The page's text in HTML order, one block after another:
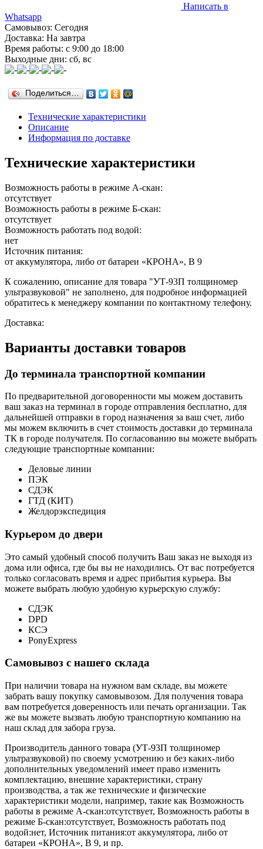
Написать в
Whatsapp
Самовывоз: Сегодня
Доставка: На завтра
Время работы: с 9:00 до 18:00
Выходные дни: сб, вс
Поделиться…
Технические характеристики
Описание
Информация по доставке
Технические характеристики
Возможность работы в режиме А-скан:
отсутствует
Возможность работы в режиме Б-скан:
отсутствует
Возможность работать под водой:
нет
Источник питания:
от аккумулятора, либо от батареи «КРОНА», В 9
К сожалению, описание для товара "УТ-93П толщиномер
ультразвуковой" не заполнено, для подробное информацией
обратитесь к менеджеру компании по контактному телефону.
Доставка:
Варианты доставки товаров
До терминала транспортной компании
По предварительной договоренности мы можем доставить
ваш заказ на терминал в городе отправления бесплатно, для
дальнейшей отправки в город назначения за ваш счет, либо
мы можем включить в счет стоимость доставки до терминала
ТК в городе получателя. По согласованию вы можете выбрать
следующие транспортные компании:
Деловые линии
ПЭК
СДЭК
ГТД (КИТ)
Желдорэкспедиция
Курьером до двери
Это самый удобный способ получить Ваш заказ не выходя из
дома или офиса, где бы вы не находились. От вас потребуется
только согласовать время и адрес прибытия курьера. Вы
можете выбрать любую удобную курьерскую службу:
СДЭК
DPD
КСЭ
PonyExpress
Самовывоз с нашего склада
При наличии товара на нужном вам складе, вы можете
забрать вашу покупку самовывозом. Для получения товара
вам потребуется доверенность или печать организации. Так
же вы можете вызвать любую транспортную компанию на
наш склад для забора груза.
Производитель данного товара (УТ-93П толщиномер
ультразвуковой) по своему усмотрению и без каких-либо
дополнительных уведомлений имеет право изменить
комплектацию, внешние характеристики, страну
производства, а так же технические и физические
характеристики модели, например, такие как Возможность
работы в режиме А-скан:отсутствует, Возможность работы в
режиме Б-скан:отсутствует, Возможность работать под
водой:нет, Источник питания:от аккумулятора, либо от
батареи «КРОНА», В 9, и пр.